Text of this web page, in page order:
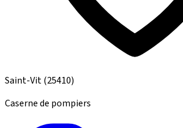
Saint-Vit(25410)
Caserne de pompiers